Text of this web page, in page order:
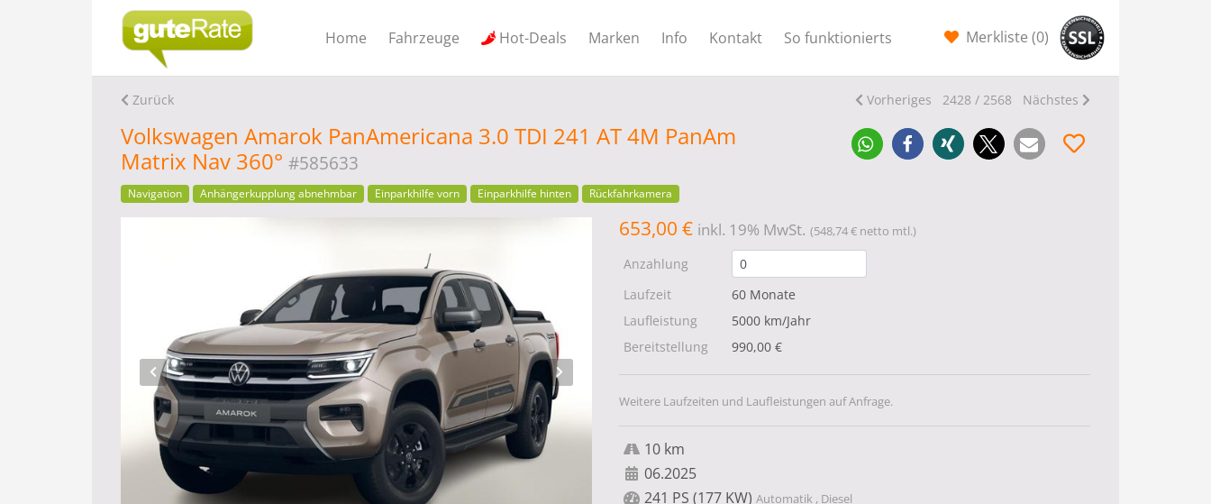
Home Fahrzeuge Hot-Deals Marken Info Kontakt So funktionierts Merkliste (0)
Zurück Vorheriges 2428 / 2568 Nächstes
Volkswagen Amarok PanAmericana 3.0 TDI 241 AT 4M PanAm
Matrix Nav 360° #585633
Navigation Anhängerkupplung abnehmbar Einparkhilfe vorn Einparkhilfe hinten Rückfahrkamera
653,00 € inkl. 19% MwSt. (548,74 € netto mtl.)
Anzahlung
Laufzeit
60 Monate
Laufleistung
5000 km/Jahr
Bereitstellung
990,00 €
Weitere Laufzeiten und Laufleistungen auf Anfrage.
10 km
06.2025
241 PS (177 KW) Automatik , Diesel